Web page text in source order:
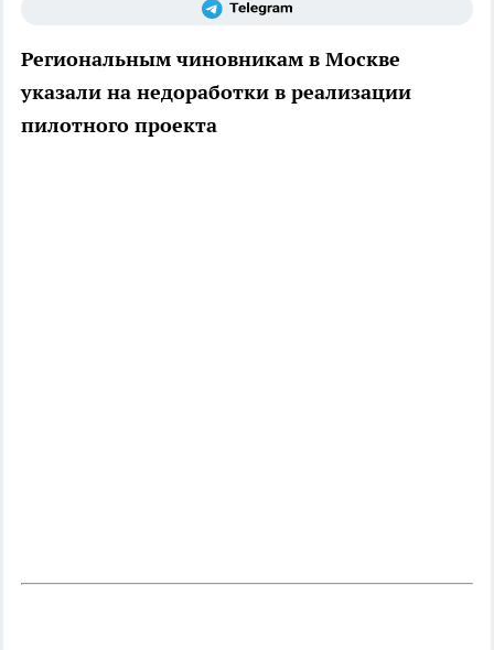
Региональным чиновникам в Москве
указали на недоработки в реализации
пилотного проекта